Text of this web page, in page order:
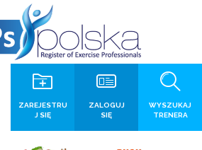
WYSZUKAJ
TRENERA
ZALOGUJ
SIĘ
ZAREJESTRU
J SIĘ